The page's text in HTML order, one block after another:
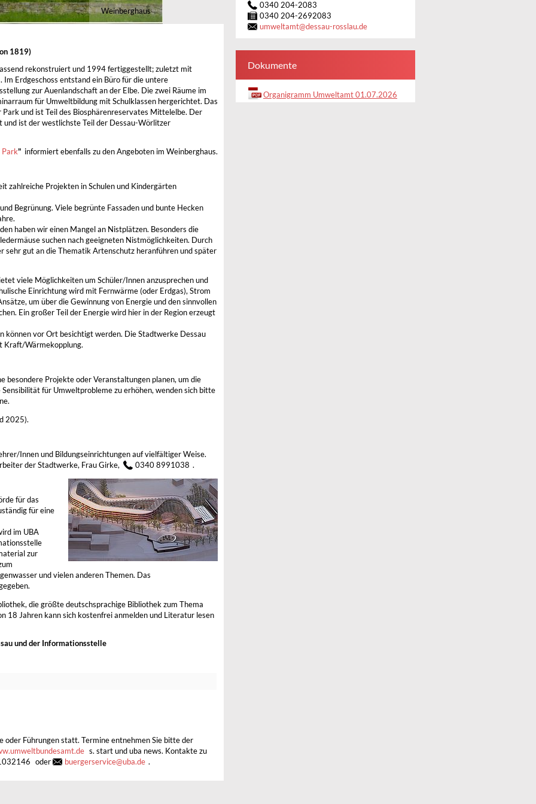
Weinberghaus
1819)
rekonstruiert und 1994 fertiggestellt; zuletzt mit
Erdgeschoss entstand ein Büro für die untere
zur Auenlandschaft an der Elbe. Die zwei Räume im
für Umweltbildung mit Schulklassen hergerichtet. Das
und ist Teil des Biosphärenreservates Mittelelbe. Der
ist der westlichste Teil der Dessau-Wörlitzer
Park" informiert ebenfalls zu den Angeboten im Weinberghaus.
zahlreiche Projekten in Schulen und Kindergärten
Begrünung. Viele begrünte Fassaden und bunte Hecken
haben wir einen Mangel an Nistplätzen. Besonders die
suchen nach geeigneten Nistmöglichkeiten. Durch
sehr gut an die Thematik Artenschutz heranführen und später
viele Möglichkeiten um Schüler/Innen anzusprechen und
Einrichtung wird mit Fernwärme (oder Erdgas), Strom
um über die Gewinnung von Energie und den sinnvollen
Ein großer Teil der Energie wird hier in der Region erzeugt
können vor Ort besichtigt werden. Die Stadtwerke Dessau
Kraft/Wärmekopplung.
besondere Projekte oder Veranstaltungen planen, um die
für Umweltprobleme zu erhöhen, wenden sich bitte
2025).
Innen und Bildungseinrichtungen auf vielfältiger Weise.
der Stadtwerke, Frau Girke,
0340 8991038 .
für das
für eine
im UBA
zur
und vielen anderen Themen. Das
die größte deutschsprachige Bibliothek zum Thema
18 Jahren kann sich kostenfrei anmelden und Literatur lesen
und der Informationsstelle
oder Führungen statt. Termine entnehmen Sie bitte der
s. start und uba news. Kontakte zu
oder buergerservice@uba.de .
0340 204-2083
0340 204-2692083
umweltamt@dessau-rosslau.de
Dokumente
Organigramm Umweltamt 01.07.2026